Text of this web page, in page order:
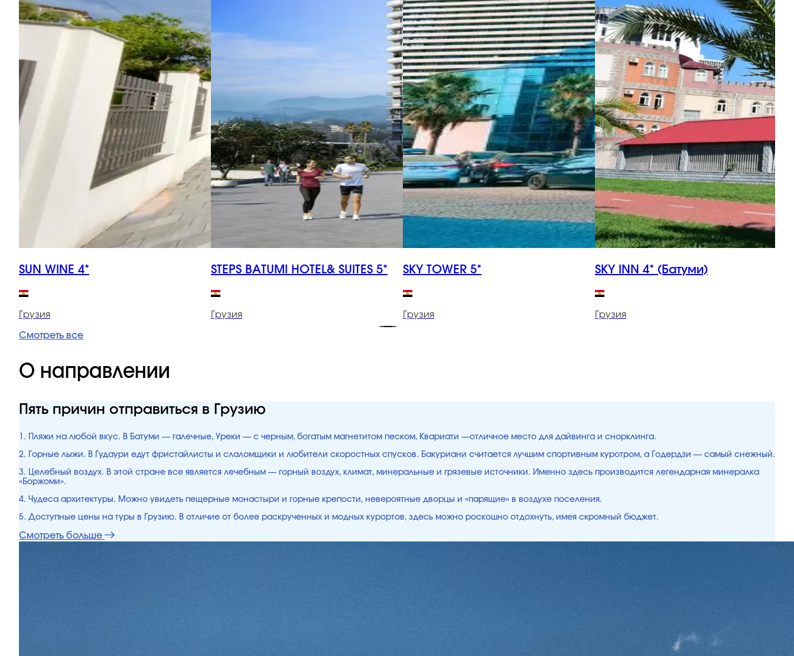
SUN WINE 4*
Грузия
STEPS BATUMI HOTEL& SUITES 5*
Грузия
SKY TOWER 5*
Грузия
SKY INN 4* (Батуми)
Грузия
Смотреть все
О направлении
Пять причин отправиться в Грузию
1. Пляжи на любой вкус. В Батуми — галечные, Уреки — с черным, богатым магнетитом песком, Квариати —отличное место для дайвинга и снорклинга.
2. Горные лыжи. В Гудаури едут фристайлисты и слаломщики и любители скоростных спусков. Бакуриани считается лучшим спортивным куротром, а Годердзи — самый снежный.
3. Целебный воздух. В этой стране все является лечебным — горный воздух, климат, минеральные и грязевые источники. Именно здесь производится легендарная минералка
«Боржоми».
4. Чудеса архитектуры. Можно увидеть пещерные монастыри и горные крепости, невероятные дворцы и «парящие» в воздухе поселения.
5. Доступные цены на туры в Грузию. В отличие от более раскрученных и модных курортов, здесь можно роскошно отдохнуть, имея скромный бюджет.
Смотреть больше